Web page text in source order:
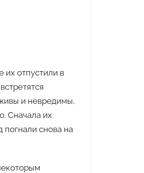
их отпустили в
и невредимы,
Сначала их
погнали снова на